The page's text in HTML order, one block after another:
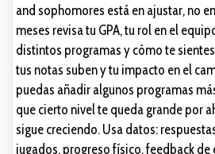
and sophomores está en ajustar, no
meses revisa tu GPA, tu rol en el
distintos programas y cómo te
tus notas suben y tu impacto en el
puedas añadir algunos programas
que cierto nivel te queda grande por
sigue creciendo. Usa datos:
jugados, progreso físico, feedback de